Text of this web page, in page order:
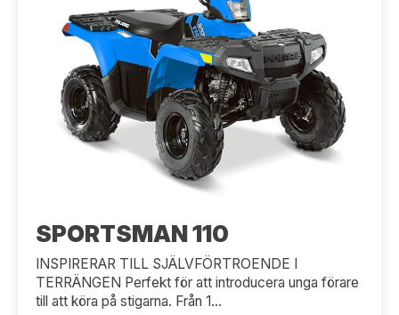
SPORTSMAN 110
INSPIRERAR TILL SJÄLVFÖRTROENDE I
TERRÄNGEN Perfekt för att introducera unga förare
till att köra på stigarna. Från 1...